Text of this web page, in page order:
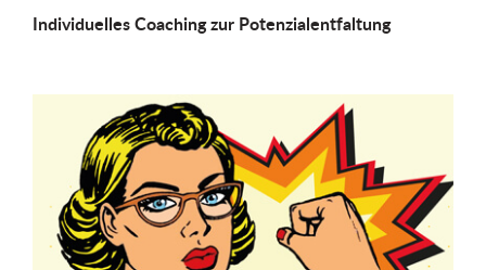
Individuelles Coaching zur Potenzialentfaltung